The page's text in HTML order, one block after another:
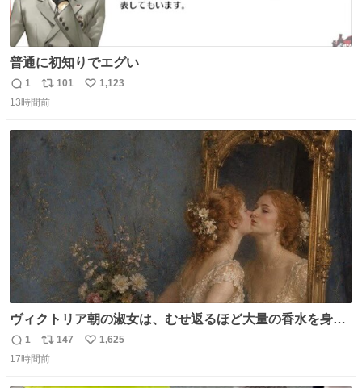
普通に初知りでエグい
返
信
1
リ
ポ
ト
101
い
1,123
13時間前
ヴィクトリア朝の淑女は、むせ返るほど大量の香水を身に
つけるものではないとされていた。それでも香水は、髪や
肌の手入れと同じくらい、ヴィクトリア朝の女性達の美容
返
信
1
リ
ポ
147
い
1,625
17時間前